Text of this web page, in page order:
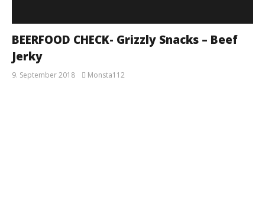
BEERFOOD CHECK- Grizzly Snacks – Beef
Jerky
9. September 2018 Monsta112